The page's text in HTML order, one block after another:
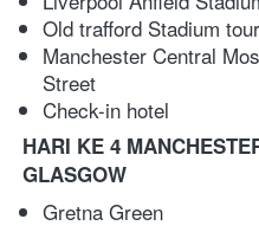
Old trafford Stadium
Manchester Central
Street
Check-in hotel
HARI KE 4
GLASGOW
Gretna Green